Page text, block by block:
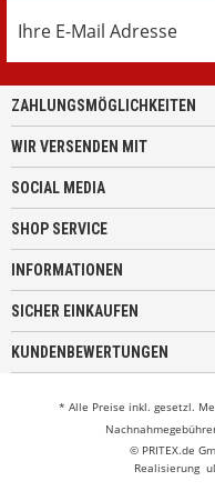
ZAHLUNGSMÖGLICHKEITEN
WIR VERSENDEN MIT
SOCIAL MEDIA
SHOP SERVICE
INFORMATIONEN
SICHER EINKAUFEN
KUNDENBEWERTUNGEN
* Alle Preise inkl. gesetzl.
© PRITEX.de
Realisierung